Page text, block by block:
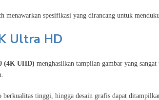
spesifikasi yang dirancang untuk
Ultra HD
(4K UHD) menghasilkan tampilan gambar yang
berkualitas tinggi, hingga desain grafis dapat